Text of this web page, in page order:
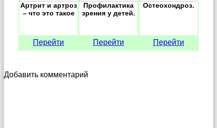
Артрит и артроз
– что это такое
Перейти
Профилактика
зрения у детей.
Перейти
Остеохондроз.
Перейти
Добавить комментарий